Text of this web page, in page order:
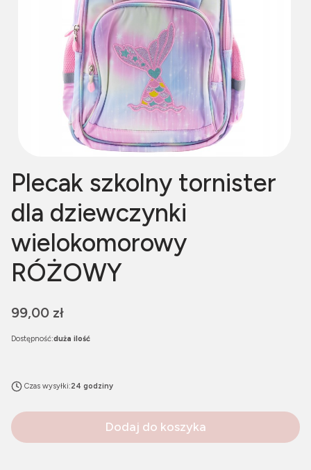
Plecak szkolny tornister
dla dziewczynki
wielokomorowy
RÓŻOWY
Cena
99,00 zł
Dostępność:duża ilość
Czas wysyłki:24 godziny
Dodaj do koszyka